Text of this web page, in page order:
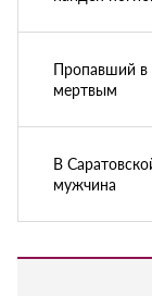
Пропавший в
мертвым
В
мужчина